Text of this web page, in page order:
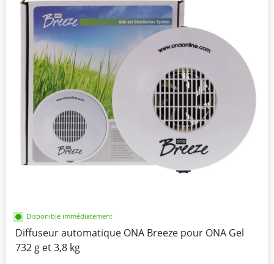
Disponible immédiatement
Diffuseur automatique ONA Breeze pour ONA Gel
732 g et 3,8 kg